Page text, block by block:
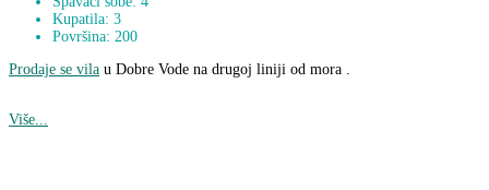
Kupatila: 3
Površina: 200
Prodaje se vila u Dobre Vode na drugoj liniji od mora .
Više...